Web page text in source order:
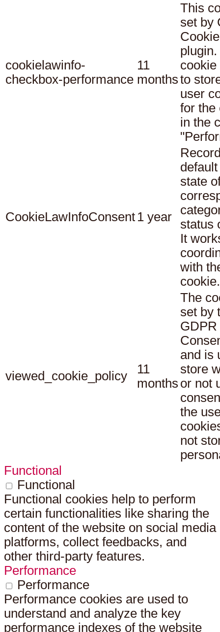
cookielawinfo-
checkbox-performance
11
months
This
set by
cookie
to
user
for the
in the
CookieLawInfoConsent 1 year
state
status
It
with
cookie.
viewed_cookie_policy
11
months
The
set by
and is
store
or not
the
not
Functional
Functional
Functional cookies help to perform
certain functionalities like sharing the
content of the website on social media
platforms, collect feedbacks, and
other third-party features.
Performance
Performance
Performance cookies are used to
understand and analyze the key
performance indexes of the website